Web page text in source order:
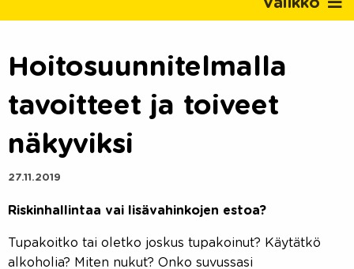
Hoitosuunnitelmalla
tavoitteet ja toiveet
näkyviksi
27.11.2019
Riskinhallintaa vai lisävahinkojen estoa?
Tupakoitko tai oletko joskus tupakoinut? Käytätkö
alkoholia? Miten nukut? Onko suvussasi